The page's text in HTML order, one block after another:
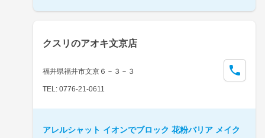
クスリのアオキ文京店
福井県福井市文京６－３－３
TEL: 0776-21-0611
アレルシャット イオンでブロック 花粉バリア メイク